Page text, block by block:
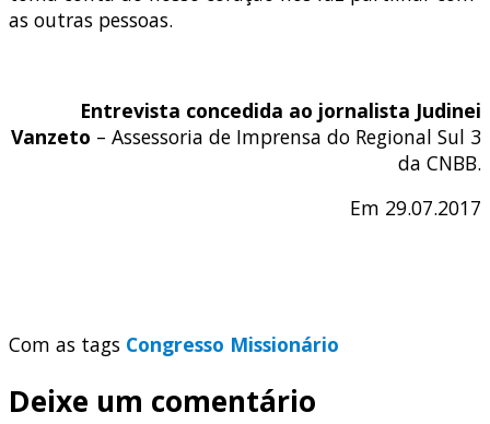
as outras pessoas.
Entrevista concedida ao jornalista Judinei
Vanzeto – Assessoria de Imprensa do Regional Sul 3
da CNBB.
Em 29.07.2017
Com as tags Congresso Missionário
Deixe um comentário